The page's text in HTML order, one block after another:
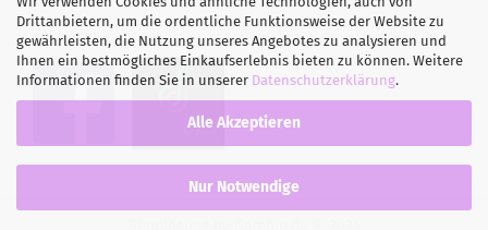
Drittanbietern, um die ordentliche Funktionsweise der Website zu
gewährleisten, die Nutzung unseres Angebotes zu analysieren und
Ihnen ein bestmögliches Einkaufserlebnis bieten zu können. Weitere
Informationen finden Sie in unserer Datenschutzerklärung.
Alle Akzeptieren
Nur Notwendige